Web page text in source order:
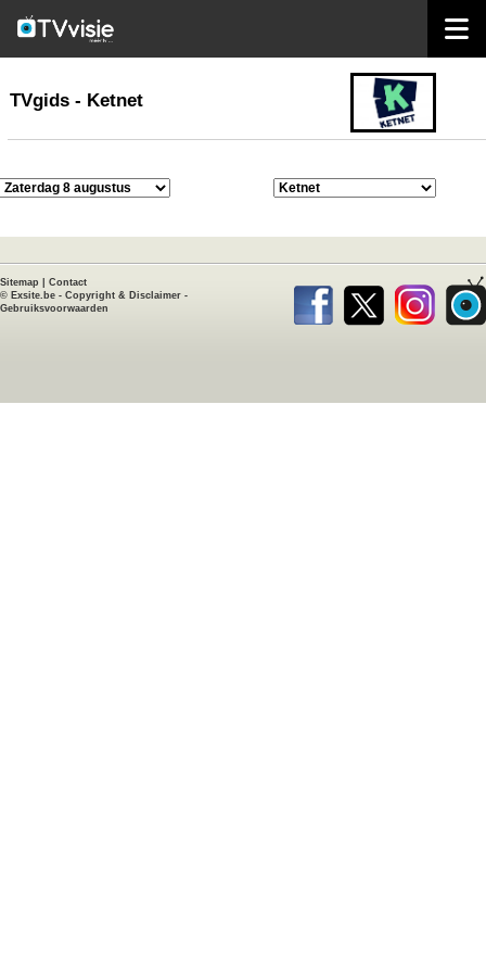
TVgids
TVgids - Ketnet
Sitemap
Contact
© Exsite.be - Copyright & Disclaimer -
Gebruiksvoorwaarden